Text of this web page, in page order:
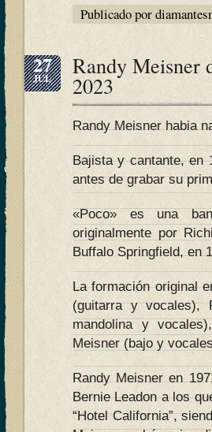
Publicado por
27
JUL Randy Meisner
2023
Randy Meisner habia
Bajista y cantante, en
antes de grabar su
«Poco» es una
originalmente por
Buffalo Springfield, en
La formación original
(guitarra y vocales),
mandolina y
Meisner (bajo y
Randy Meisner en
Bernie Leadon a los
“Hotel California”,